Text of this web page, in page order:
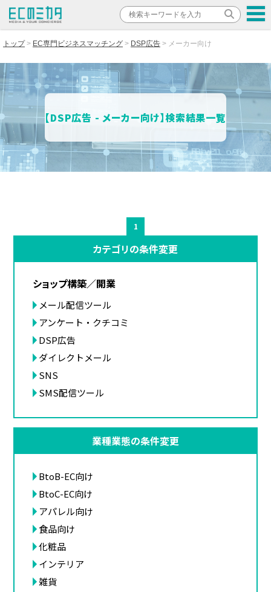
トップ EC専門ビジネスマッチング DSP広告 メーカー向け
【DSP広告 - メーカー向け】検索結果一覧
1
カテゴリの条件変更
ショップ構築／開業
メール配信ツール
アンケート・クチコミ
DSP広告
ダイレクトメール
SNS
SMS配信ツール
業種業態の条件変更
BtoB-EC向け
BtoC-EC向け
アパレル向け
食品向け
化粧品
インテリア
雑貨